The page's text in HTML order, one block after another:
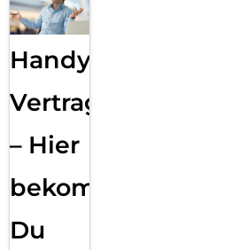
Handy
Vertragsabwicklung
– Hier
bekommst
Du